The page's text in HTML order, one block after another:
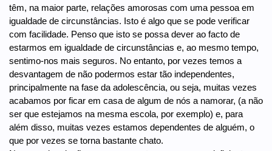
têm, na maior parte, relações amorosas com uma pessoa em
igualdade de circunstâncias. Isto é algo que se pode verificar
com facilidade. Penso que isto se possa dever ao facto de
estarmos em igualdade de circunstâncias e, ao mesmo tempo,
sentimo-nos mais seguros. No entanto, por vezes temos a
desvantagem de não podermos estar tão independentes,
principalmente na fase da adolescência, ou seja, muitas vezes
acabamos por ficar em casa de algum de nós a namorar, (a não
ser que estejamos na mesma escola, por exemplo) e, para
além disso, muitas vezes estamos dependentes de alguém, o
que por vezes se torna bastante chato.